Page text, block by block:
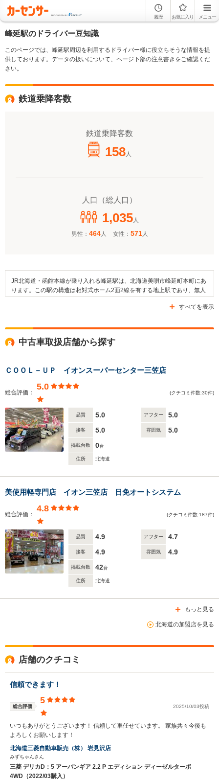
履歴 お気に入り メニュー
峰延駅のドライバー豆知識
このページでは、峰延駅周辺を利用するドライバー様に役立ちそうな情報を提
供しております。データの扱いについて、ページ下部の注意書きをご確認くだ
さい。
鉄道乗降客数
鉄道乗降客数
158 人
人口（総人口）
1,035 人
男性： 464人 女性： 571人
JR北海道・函館本線が乗り入れる峰延駅は、北海道美唄市峰延町本町にあ
ります。この駅の構造は相対式ホーム2面2線を有する地上駅であり、無人
になります。また、駅の周辺の地域は田畑が大半を占めており、住宅など
峰延郵便局などの施設があるほか、行順寺や蓮教寺、峰延神社といった寺
社が存在します。なお、駅周辺の交通面には北海道中央バスの「峰延」停
留所が設置されているほか、国道12号線や道道275号線などの道路が整備
されています。
すべてを表示
中古車取扱店舗から探す
ＣＯＯＬ－ＵＰ イオンスーパーセンター三笠店
総合評価：
5.0
(クチコミ件数:30件)
品質 5.0 アフター 5.0
接客 5.0 雰囲気 5.0
掲載台数 0台
住所 北海道
美使用軽専門店 イオン三笠店 日免オートシステム
総合評価：
4.8
(クチコミ件数:187件)
品質 4.9 アフター 4.7
接客 4.9 雰囲気 4.9
掲載台数 42台
住所 北海道
もっと見る
北海道の加盟店を見る
店舗のクチコミ
信頼できます！
総合評価
5
2025/10/03投稿
いつもありがとうございます！ 信頼して車任せています。 家族共々今後も
よろしくお願いします！
北海道三菱自動車販売（株） 岩見沢店
みずちゃんさん
三菱 デリカD：5 アーバンギア 2.2 P エディション ディーゼルターボ
4WD（2022/03購入）